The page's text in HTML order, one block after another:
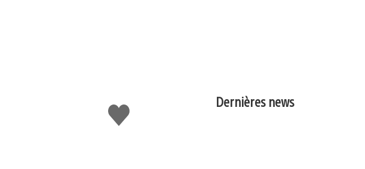
J'aime Dernières news